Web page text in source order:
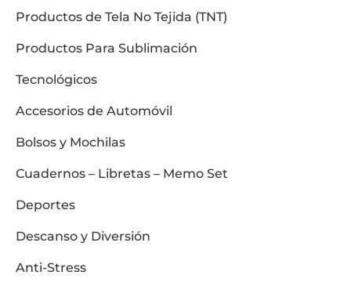
Productos de Tela No Tejida (TNT)
Productos Para Sublimación
Tecnológicos
Accesorios de Automóvil
Bolsos y Mochilas
Cuadernos – Libretas – Memo Set
Deportes
Descanso y Diversión
Anti-Stress